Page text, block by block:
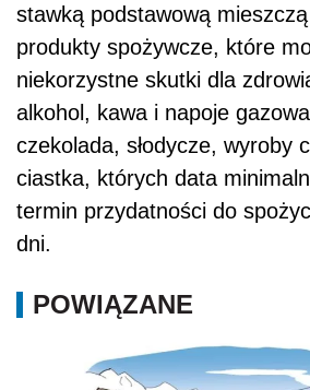
stawką podstawową
produkty spożywcze, które
niekorzystne skutki dla
alkohol, kawa i napoje
czekolada, słodycze, wyroby
ciastka, których data
termin przydatności do
dni.
POWIĄZANE